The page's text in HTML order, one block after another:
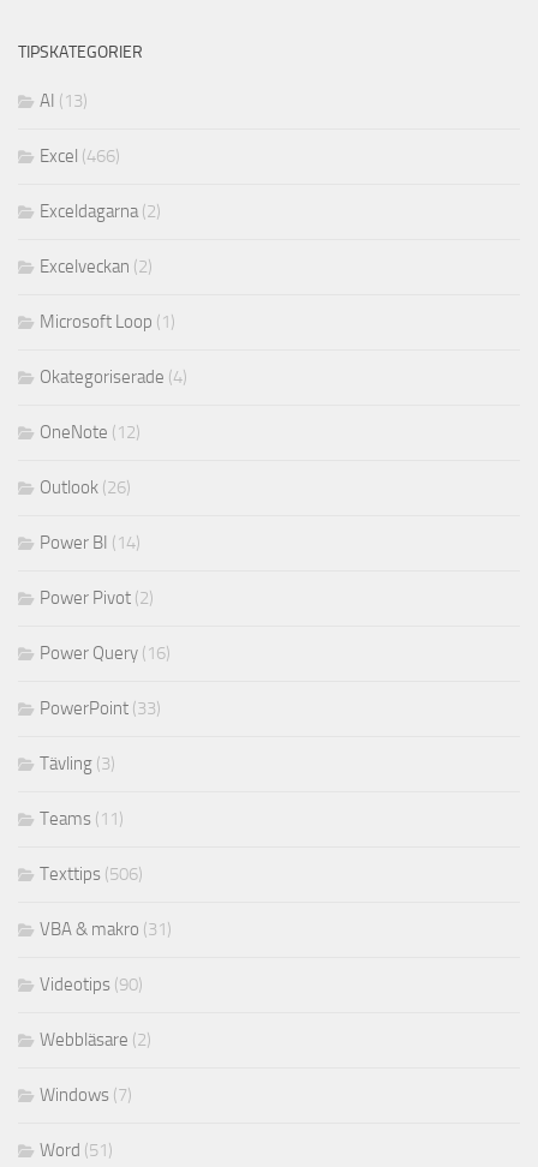
TIPSKATEGORIER
AI (13)
Excel (466)
Exceldagarna(2)
Excelveckan (2)
Microsoft Loop (1)
Okategoriserade (4)
OneNote (12)
Outlook (26)
Power BI (14)
Power Pivot (2)
Power Query (16)
PowerPoint (33)
Tävling (3)
Teams (11)
Texttips (506)
VBA & makro (31)
Videotips (90)
Webbläsare (2)
Windows (7)
Word (51)